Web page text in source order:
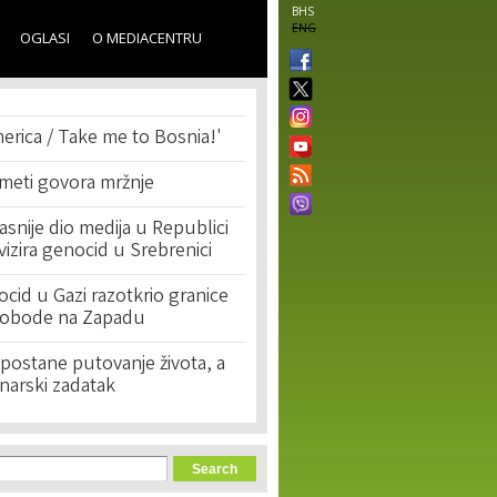
BHS
ENG
OGLASI O MEDIACENTRU
/ Take me to Bosnia!'
govora mržnje
dio medija u Republici
genocid u Srebrenici
u Gazi razotkrio granice
na Zapadu
putovanje života, a
zadatak